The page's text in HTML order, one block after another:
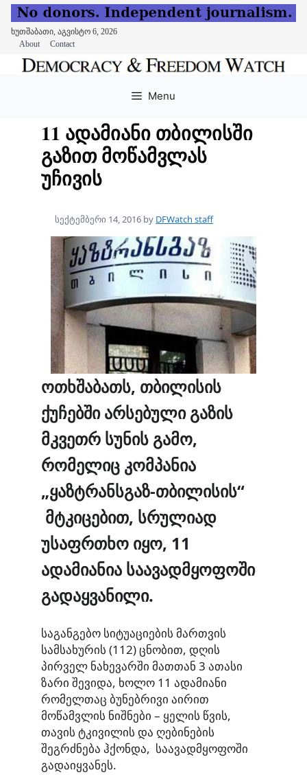
ხუთშაბათი, აგვისტო 6, 2026
About
Contact
Menu
11 ადამიანი თბილისში
გაზით მოწამვლას
უჩივის
სექტემბერი 14, 2016 by DFWatch staff
ოთხშაბათს, თბილისის
ქუჩებში არსებული გაზის
მკვეთრ სუნის გამო,
რომელიც კომპანია
„ყაზტრანსგაზ-თბილისის“
მტკიცებით, სრულიად
უსაფრთხო იყო, 11
ადამიანია საავადმყოფოში
გადაყვანილი.
საგანგებო სიტუაციების მართვის
სამსახურის (112) ცნობით, დღის
პირველ ნახევარში მათთან 3 ათასი
ზარი შევიდა, ხოლო 11 ადამიანი
რომელთაც ბუნებრივი აირით
მოწამვლის ნიშნები – ყელის წვის,
თავის ტკივილის და ღებინების
შეგრძნება ჰქონდა, საავადმყოფოში
გადაიყვანეს.